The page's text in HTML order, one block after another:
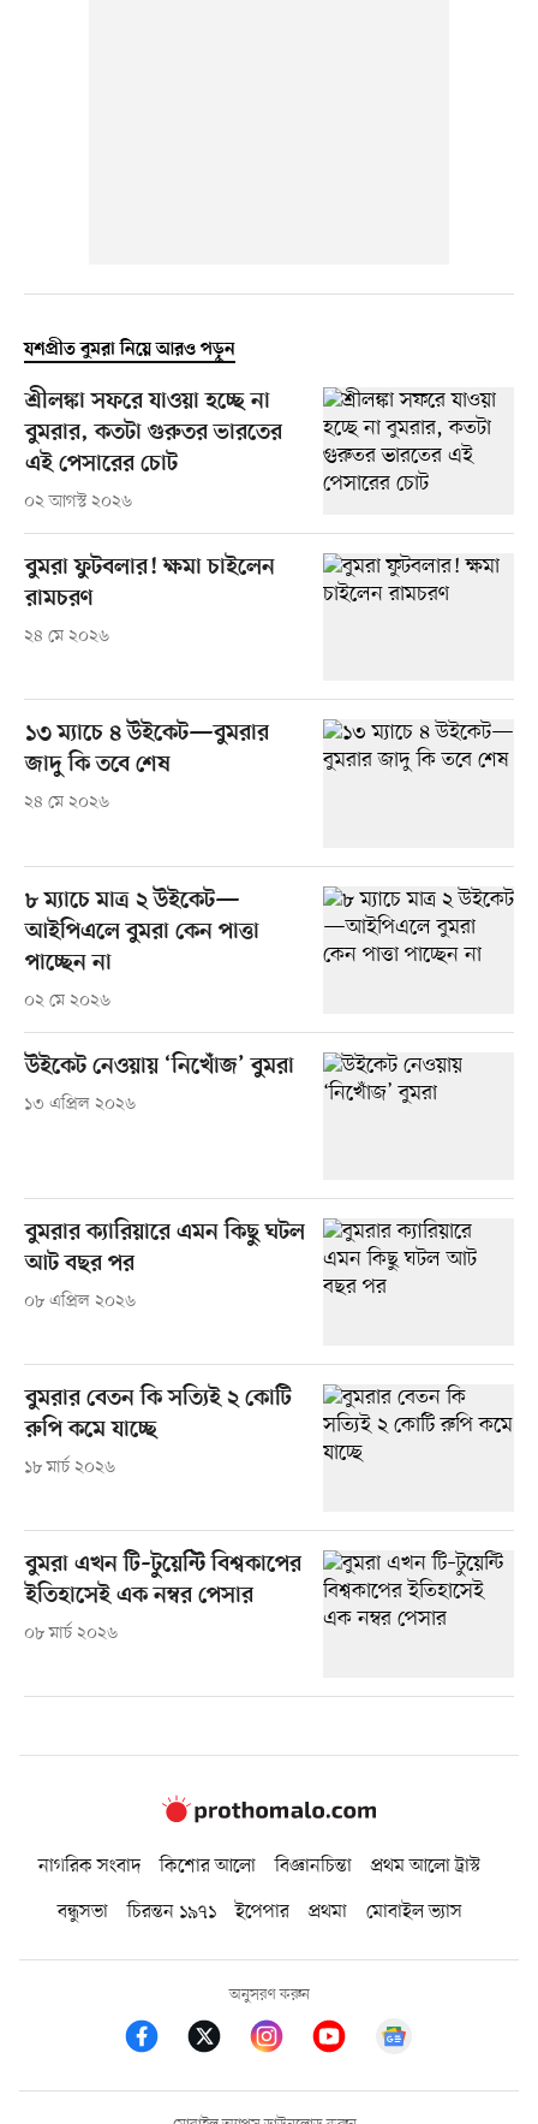
যশপ্রীত বুমরা নিয়ে আরও পড়ুন
শ্রীলঙ্কা সফরে যাওয়া হচ্ছে না
বুমরার, কতটা গুরুতর ভারতের
এই পেসারের চোট
০২ আগস্ট ২০২৬
বুমরা ফুটবলার! ক্ষমা চাইলেন
রামচরণ
২৪ মে ২০২৬
১৩ ম্যাচে ৪ উইকেট—বুমরার
জাদু কি তবে শেষ
২৪ মে ২০২৬
৮ ম্যাচে মাত্র ২ উইকেট—
আইপিএলে বুমরা কেন পাত্তা
পাচ্ছেন না
০২ মে ২০২৬
উইকেট নেওয়ায় ‘নিখোঁজ’ বুমরা
১৩ এপ্রিল ২০২৬
বুমরার ক্যারিয়ারে এমন কিছু ঘটল
আট বছর পর
০৮ এপ্রিল ২০২৬
বুমরার বেতন কি সত্যিই ২ কোটি
রুপি কমে যাচ্ছে
১৮ মার্চ ২০২৬
বুমরা এখন টি–টুয়েন্টি বিশ্বকাপের
ইতিহাসেই এক নম্বর পেসার
০৮ মার্চ ২০২৬
নাগরিক সংবাদ কিশোর আলো বিজ্ঞানচিন্তা
প্রথম আলো ট্রাস্ট
বন্ধুসভা
চিরন্তন ১৯৭১ ইপেপার প্রথমা মোবাইল ভ্যাস
অনুসরণ করুন